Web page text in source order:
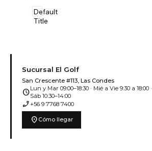
venta
Default
Title
Sucursal El Golf
San Crescente #113, Las Condes
scheduleLun y Mar 09:00–18:30 · Mié a Vie 9:30 a 18:00 ·
Sáb 10:30–14:00
phone_enabled +56 9 7768 7400
location_on Cómo llegar